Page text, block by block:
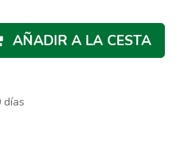
AÑADIR A LA CESTA
días